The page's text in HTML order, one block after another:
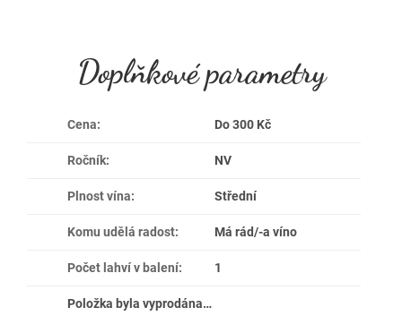
Doplňkové parametry
Cena: Do 300 Kč
Ročník: NV
Plnost vína: Střední
Komu udělá radost: Má rád/-a víno
Počet lahví v balení: 1
Položka byla vyprodána…